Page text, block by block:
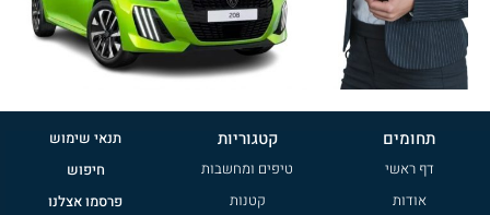
תחומים
דף ראשי
אודות
קטגוריות
טיפים ומחשבות
קטנות
תנאי שימוש
חיפוש
פרסמו אצלנו